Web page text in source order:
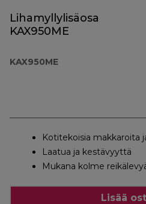
Lihamyllylisäosa
KAX950ME
KAX950ME
Kotitekoisia makkaroita
Laatua ja kestävyyttä
Mukana kolme
Lisää